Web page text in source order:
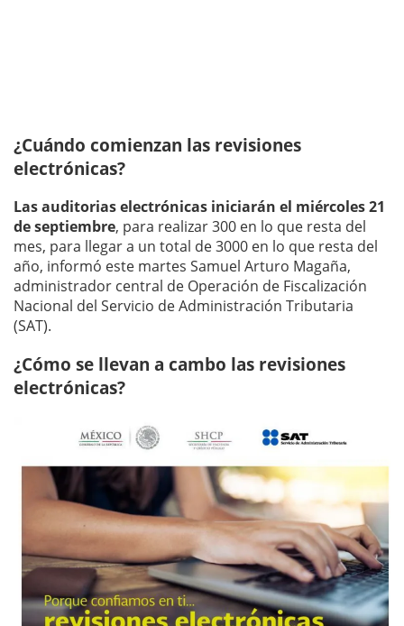
¿Cuándo comienzan las revisiones
electrónicas?
Las auditorias electrónicas iniciarán el miércoles 21
de septiembre, para realizar 300 en lo que resta del
mes, para llegar a un total de 3000 en lo que resta del
año, informó este martes Samuel Arturo Magaña,
administrador central de Operación de Fiscalización
Nacional del Servicio de Administración Tributaria
(SAT).
¿Cómo se llevan a cambo las revisiones
electrónicas?